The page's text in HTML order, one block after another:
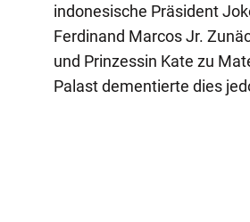
indonesische Präsident
Ferdinand Marcos Jr.
und Prinzessin Kate zu
Palast dementierte dies